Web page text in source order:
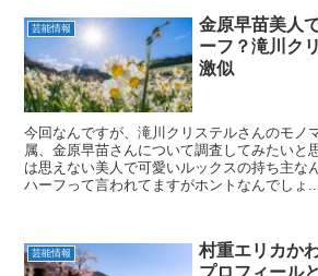
芸能情報
金原早苗美人
ーフ？滝川ク
激似
今回なんですが、滝川クリステルさんのモノ
属、金原早苗さんについて調査してみたいと
は思えない美人で可愛いルックスの持ち主な
ハーフって言われてますがホントなんでしょ...
芸能情報
村重エリカか
プロフィール